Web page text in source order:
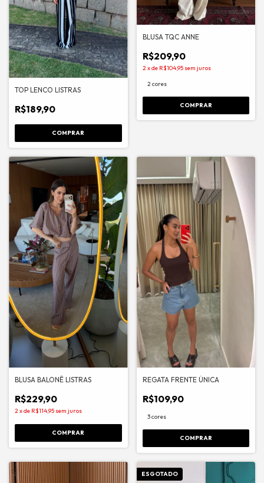
TOP LENCO LISTRAS
R$189,90
COMPRAR
BLUSA TQC ANNE
R$209,90
2xde R$104,95 sem juros
2 cores
COMPRAR
BLUSA BALONÊ LISTRAS
R$229,90
2xde R$114,95 sem juros
COMPRAR
REGATA FRENTE ÚNICA
R$109,90
3 cores
COMPRAR
ESGOTADO